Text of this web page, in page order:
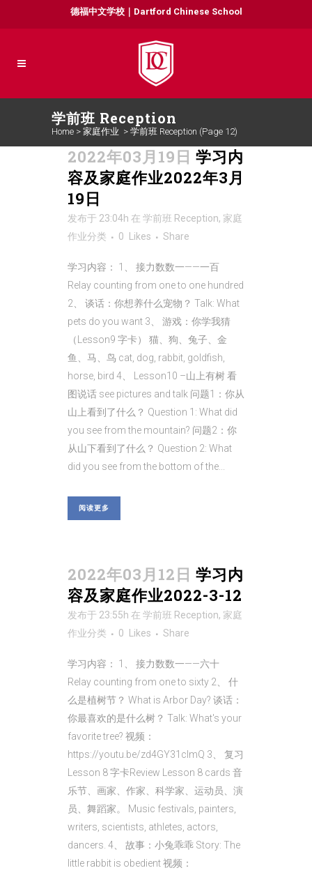
德福中文学校｜Dartford Chinese School
学前班 Reception
Home > 家庭作业 > 学前班 Reception (Page 12)
2022年03月19日 学习内
容及家庭作业2022年3月
19日
发布于 23:04h 在 学前班 Reception, 家庭
作业分类 0 Likes Share
学习内容： 1、 接力数数一——一百
Relay counting from one to one hundred
2、 谈话：你想养什么宠物？ Talk: What
pets do you want 3、 游戏：你学我猜
（Lesson9 字卡） 猫、狗、兔子、金
鱼、马、鸟 cat, dog, rabbit, goldfish,
horse, bird 4、 Lesson10 –山上有树 看
图说话 see pictures and talk 问题1：你从
山上看到了什么？ Question 1: What did
you see from the mountain? 问题2：你
从山下看到了什么？ Question 2: What
did you see from the bottom of the...
阅读更多
2022年03月12日 学习内
容及家庭作业2022-3-12
发布于 23:55h 在 学前班 Reception, 家庭
作业分类 0 Likes Share
学习内容： 1、 接力数数一——六十
Relay counting from one to sixty 2、 什
么是植树节？ What is Arbor Day? 谈话：
你最喜欢的是什么树？ Talk: What's your
favorite tree? 视频：
https://youtu.be/zd4GY31cImQ 3、 复习
Lesson 8 字卡Review Lesson 8 cards 音
乐节、画家、作家、科学家、运动员、演
员、舞蹈家。 Music festivals, painters,
writers, scientists, athletes, actors,
dancers. 4、 故事：小兔乖乖 Story: The
little rabbit is obedient 视频：